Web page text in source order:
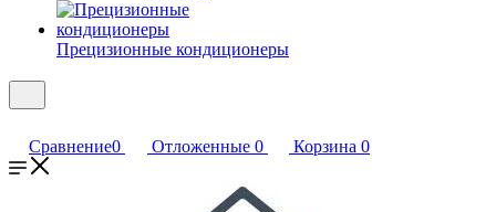
Прецизионные кондиционеры
Сравнение0 Отложенные 0 Корзина 0